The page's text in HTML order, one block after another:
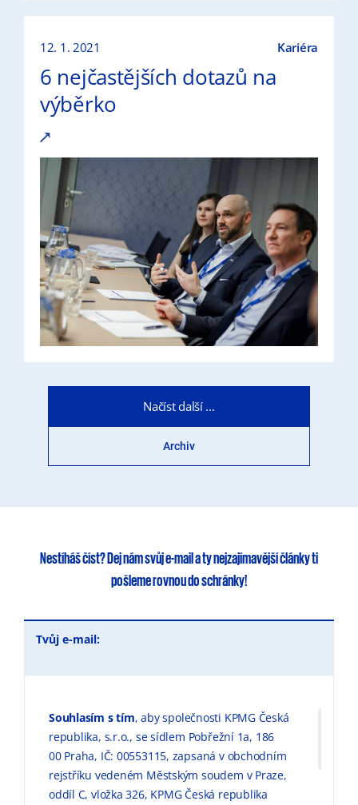
12. 1. 2021 Kariéra
6 nejčastějších dotazů na
výběrko
Načíst další ...
Archiv
Nestíháš číst? Dej nám svůj e-mail a tynejzajímavější článkyti
pošleme rovnou do schránky!
Tvůj e-mail:
Souhlasím s tím, aby společnosti KPMG Česká
republika, s.r.o., se sídlem Pobřežní 1a, 186
00 Praha, IČ: 00553115, zapsaná v obchodním
rejstříku vedeném Městským soudem v Praze,
oddíl C, vložka 326, KPMG Česká republika